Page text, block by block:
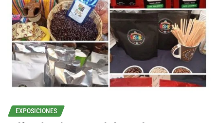
EXPOSICIONES